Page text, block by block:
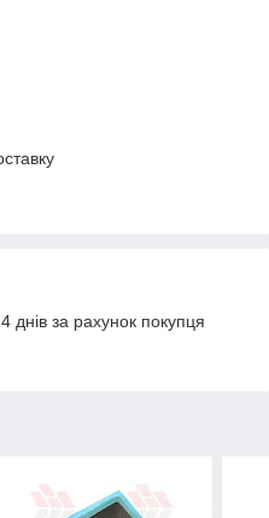
за рахунок покупця